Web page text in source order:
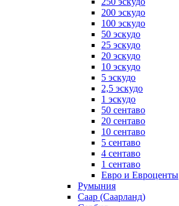
200 эскудо
100 эскудо
50 эскудо
25 эскудо
20 эскудо
10 эскудо
5 эскудо
2,5 эскудо
1 эскудо
50 сентаво
20 сентаво
10 сентаво
5 сентаво
4 сентаво
1 сентаво
Евро и Евроценты
Румыния
Саар (Саарланд)